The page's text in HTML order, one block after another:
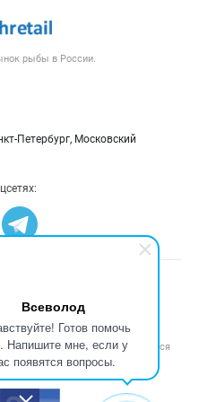
Всеволод
Готов помочь
Напишите мне, если у
появятся вопросы.
рыбы в России.
Петербург, Московский
оферта
данных
рынка
12+ Все права защищены.
на данном сайте, допускается
на сайтfishretail.ru